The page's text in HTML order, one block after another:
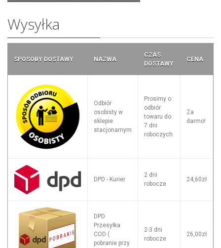
Wysyłka
SPOSOBY DOSTAWY NAZWA
CZAS
DOSTAWY
CENA
Odbiór
osobisty w
sklepie
stacjonarnym
Prosimy o
odbiór
towaru do
7 dni
roboczych.
Za
darmo!
DPD - Kurier
2 dni
robocze
24,60zł
DPD
Przesyłka
COD (
pobranie przy
2-3 dni
robocze
26,00zł